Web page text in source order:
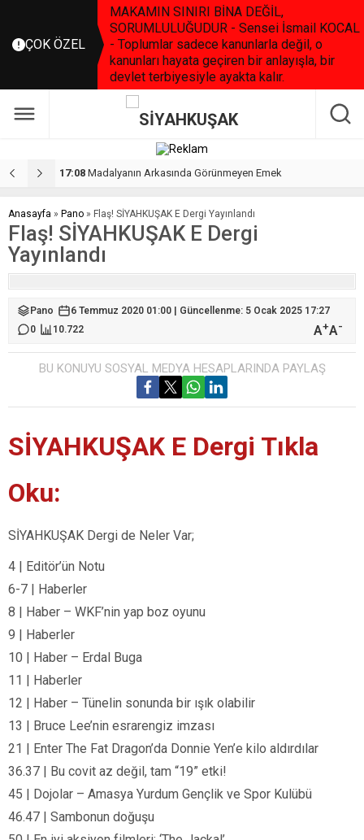
ÇOK ÖZEL
MAKAMIN SINIRI BİNA DEĞİL,
SORUMLULUĞUDUR - Sensei İsmail KOCAL
- Toplumlar sadece kanunlarla değil, o
kanunları hayata geçiren bir anlayışla, bir
devlet terbiyesiyle ayakta kalır.
17:08 Madalyanın Arkasında Görünmeyen Emek
Anasayfa » Pano » Flaş! SİYAHKUŞAK E Dergi Yayınlandı
Flaş! SİYAHKUŞAK E Dergi
Yayınlandı
Pano
6 Temmuz 2020 01:00 | Güncellenme: 5 Ocak 2025 17:27
0
10.722 A+A-
BU KONUYU SOSYAL MEDYA HESAPLARINDA PAYLAŞ
SİYAHKUŞAK E Dergi Tıkla
Oku:
SİYAHKUŞAK Dergi de Neler Var;
4 | Editör’ün Notu
6-7 | Haberler
8 | Haber – WKF’nin yap boz oyunu
9 | Haberler
10 | Haber – Erdal Buga
11 | Haberler
12 | Haber – Tünelin sonunda bir ışık olabilir
13 | Bruce Lee’nin esrarengiz imzası
21 | Enter The Fat Dragon’da Donnie Yen’e kilo aldırdılar
36.37 | Bu covit az değil, tam “19” etki!
45 | Dojolar – Amasya Yurdum Gençlik ve Spor Kulübü
46.47 | Sambonun doğuşu